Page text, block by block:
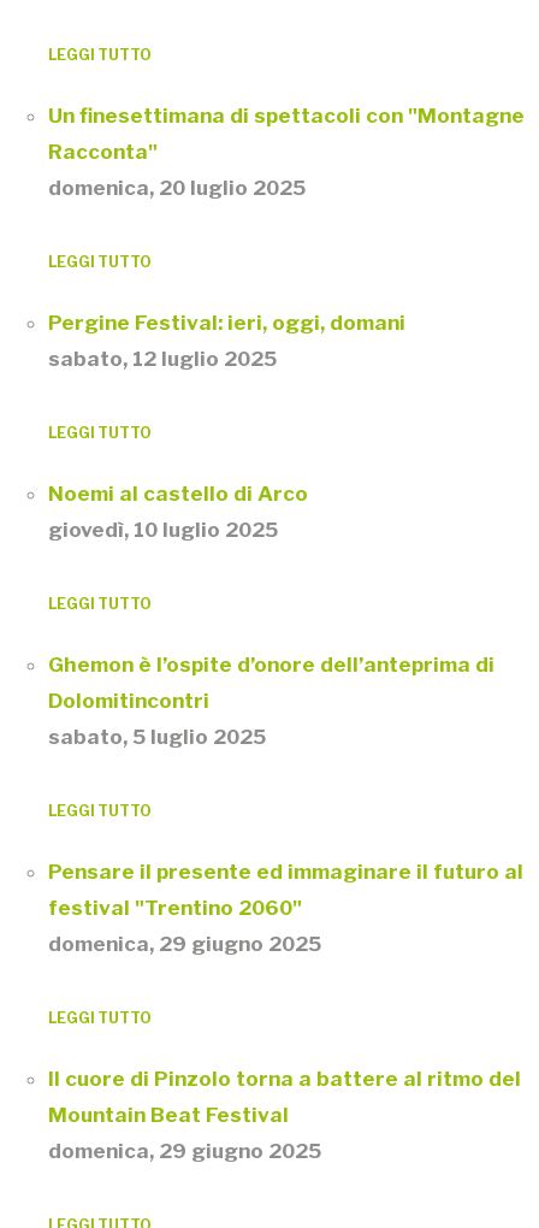
LEGGI TUTTO
Un finesettimana di spettacoli con "Montagne
Racconta"
domenica, 20 luglio 2025
LEGGI TUTTO
Pergine Festival: ieri, oggi, domani
sabato, 12 luglio 2025
LEGGI TUTTO
Noemi al castello di Arco
giovedì, 10 luglio 2025
LEGGI TUTTO
Ghemon è l’ospite d’onore dell’anteprima di
Dolomitincontri
sabato, 5 luglio 2025
LEGGI TUTTO
Pensare il presente ed immaginare il futuro al
festival "Trentino 2060"
domenica, 29 giugno 2025
LEGGI TUTTO
Il cuore di Pinzolo torna a battere al ritmo del
Mountain Beat Festival
domenica, 29 giugno 2025